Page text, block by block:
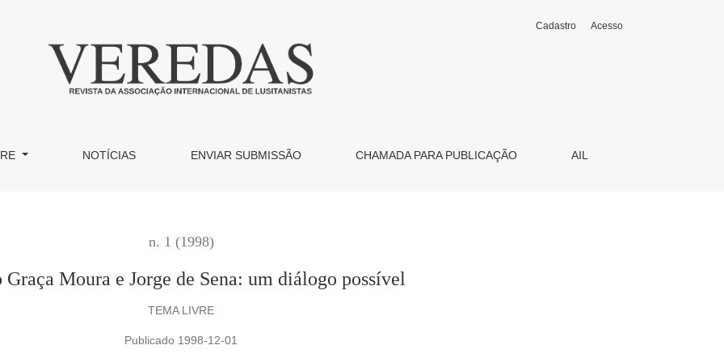
possível
NOTÍCIAS ENVIAR SUBMISSÃO CHAMADA PARA PUBLICAÇÃO AIL
Cadastro Acesso
n. 1 (1998)
Graça Moura e Jorge de Sena: um diálogo possível
TEMA LIVRE
Publicado 1998-12-01